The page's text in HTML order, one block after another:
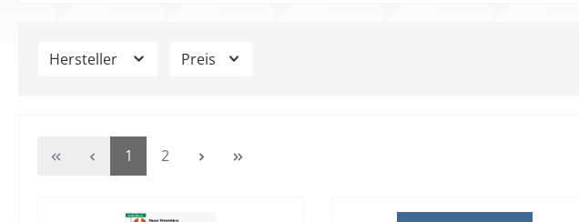
Hersteller Preis
Seite
1 Seite
2